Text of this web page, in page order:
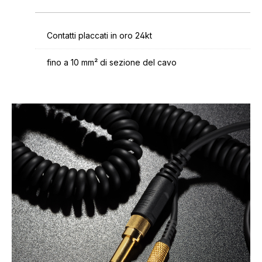
Contatti placcati in oro 24kt
fino a 10 mm² di sezione del cavo